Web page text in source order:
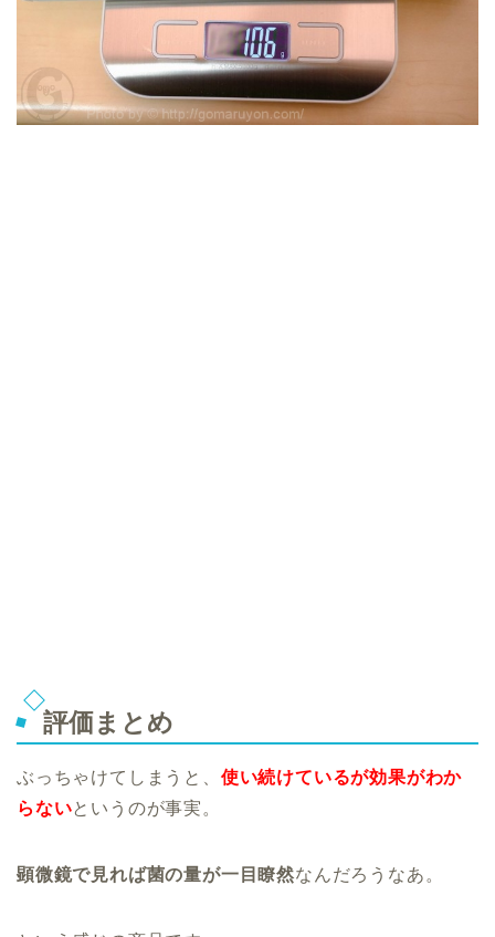
評価まとめ
ぶっちゃけてしまうと、 使い続けているが効果がわか
らないというのが事実。
顕微鏡で見れば菌の量が一目瞭然なんだろうなあ。